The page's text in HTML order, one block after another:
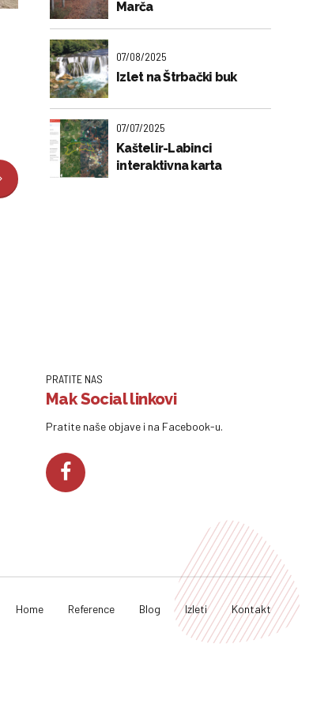
Marča
07/08/2025
Izlet na Štrbački buk
07/07/2025
Kaštelir-Labinci
interaktivna karta
PRATITE NAS
Mak Social linkovi
Pratite naše objave i na Facebook-u.
Home Reference Blog Izleti Kontakt